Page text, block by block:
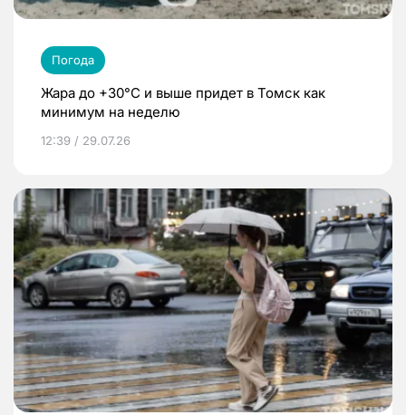
Погода
Жара до +30°C и выше придет в Томск как
минимум на неделю
12:39 / 29.07.26